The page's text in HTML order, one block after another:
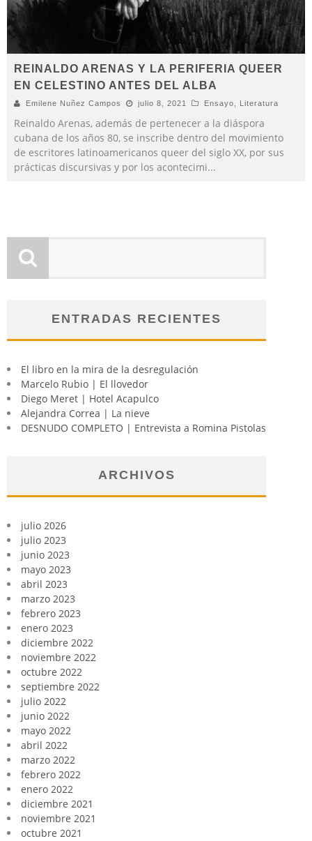
REINALDO ARENAS Y LA PERIFERIA QUEER
EN CELESTINO ANTES DEL ALBA
Emilene Nuñez Campos julio 8, 2021 Ensayo Literatura
Reinaldo Arenas, además de pertenecer a la diáspora
cubana de los años 80, se inscribe dentro del movimiento
de escritores latinoamericanos queer del siglo XX, por sus
prácticas discursivas y por los acontecimi...
ENTRADAS RECIENTES
El libro en la mira de la desregulación
Marcelo Rubio | El llovedor
Diego Meret | Hotel Acapulco
Alejandra Correa | La nieve
DESNUDO COMPLETO | Entrevista a Romina Pistolas
ARCHIVOS
julio 2026
julio 2023
junio 2023
mayo 2023
abril 2023
marzo 2023
febrero 2023
enero 2023
diciembre 2022
noviembre 2022
octubre 2022
septiembre 2022
julio 2022
junio 2022
mayo 2022
abril 2022
marzo 2022
febrero 2022
enero 2022
diciembre 2021
noviembre 2021
octubre 2021